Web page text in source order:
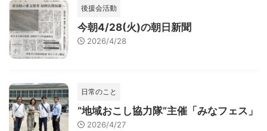
後援会活動
今朝4/28(火)の朝日新聞
2026/4/28
日常のこと
“地域おこし協力隊”主催「みなフェス」
2026/4/27